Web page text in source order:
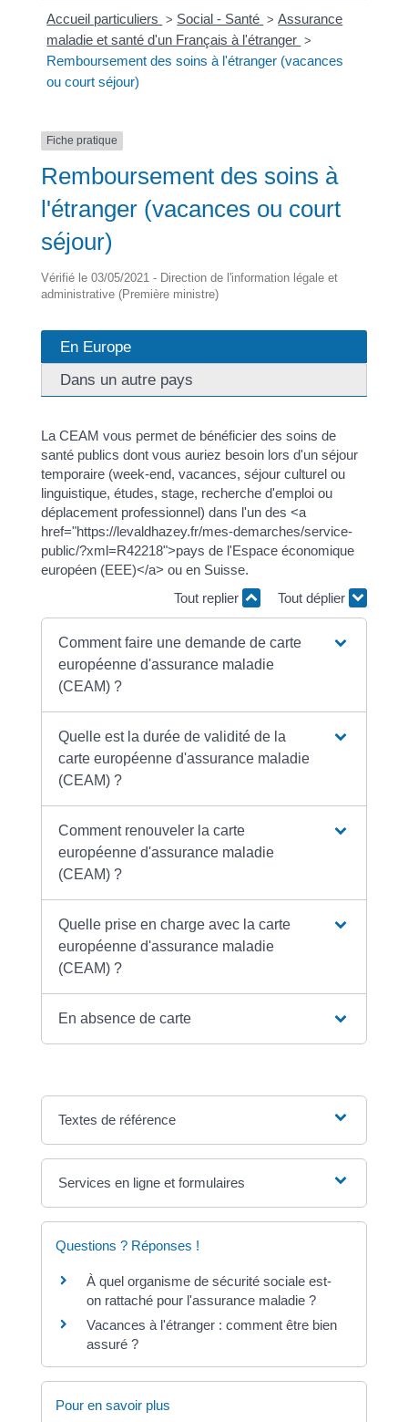
Accueil particuliers > Social - Santé > Assurance
maladie et santé d'un Français à l'étranger >
Remboursement des soins à l'étranger (vacances
ou court séjour)
Fiche pratique
Remboursement des soins à
l'étranger (vacances ou court
séjour)
Vérifié le 03/05/2021 - Direction de l'information légale et
administrative (Première ministre)
En Europe
Dans un autre pays
La CEAM vous permet de bénéficier des soins de
santé publics dont vous auriez besoin lors d'un séjour
temporaire (week-end, vacances, séjour culturel ou
linguistique, études, stage, recherche d'emploi ou
déplacement professionnel) dans l'un des <a
href="https://levaldhazey.fr/mes-demarches/service-
public/?xml=R42218">pays de l'Espace économique
européen (EEE)</a> ou en Suisse.
Tout replier
Tout déplier
Comment faire une demande de carte
européenne d'assurance maladie
(CEAM) ?
Quelle est la durée de validité de la
carte européenne d'assurance maladie
(CEAM) ?
Comment renouveler la carte
européenne d'assurance maladie
(CEAM) ?
Quelle prise en charge avec la carte
européenne d'assurance maladie
(CEAM) ?
En absence de carte
Textes de référence
Services en ligne et formulaires
Questions ? Réponses !
À quel organisme de sécurité sociale est-
on rattaché pour l'assurance maladie ?
Vacances à l'étranger : comment être bien
assuré ?
Pour en savoir plus